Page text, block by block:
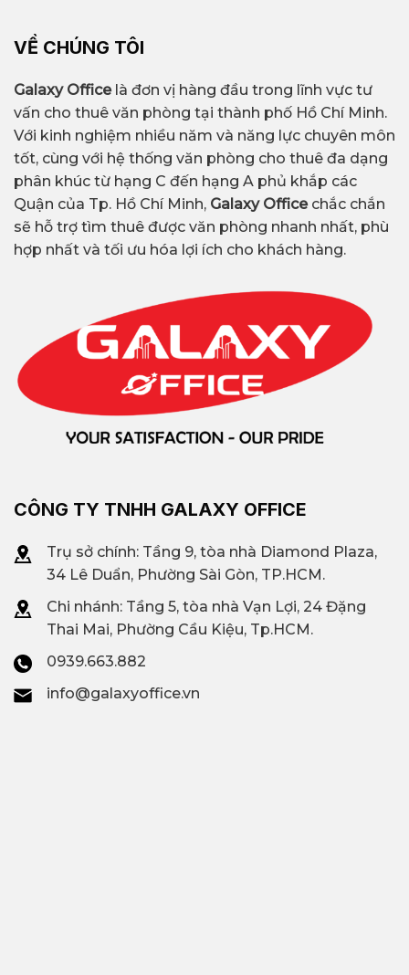
VỀ CHÚNG TÔI
Galaxy Officelà đơn vị hàng đầu trong lĩnh vực tư
vấn cho thuê văn phòng tại thành phố Hồ Chí Minh.
Với kinh nghiệm nhiều năm và năng lực chuyên môn
tốt, cùng với hệ thống văn phòng cho thuê đa dạng
phân khúc từ hạng C đến hạng A phủ khắp các
Quận của Tp. Hồ Chí Minh, Galaxy Office chắc chắn
sẽ hỗ trợ tìm thuê được văn phòng nhanh nhất, phù
hợp nhất và tối ưu hóa lợi ích cho khách hàng.
CÔNG TY TNHH GALAXY OFFICE
Trụ sở chính: Tầng 9, tòa nhà Diamond Plaza,
34 Lê Duẩn, Phường Sài Gòn, TP.HCM.
Chi nhánh: Tầng 5, tòa nhà Vạn Lợi, 24 Đặng
Thai Mai, Phường Cầu Kiệu, Tp.HCM.
0939.663.882
info@galaxyoffice.vn